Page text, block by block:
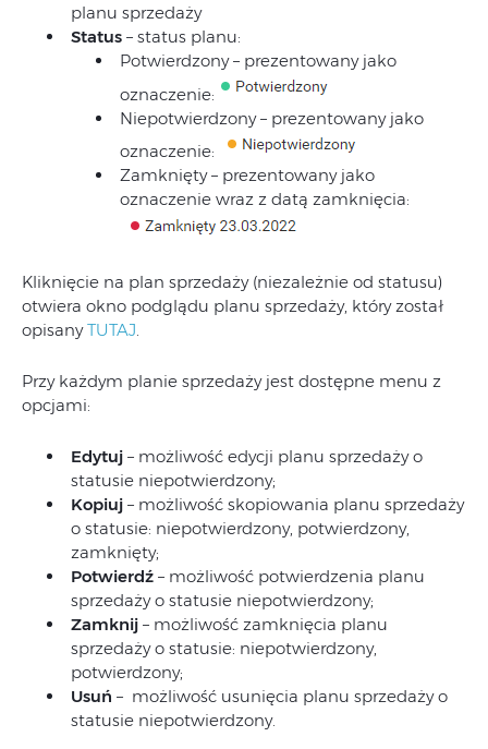
planu sprzedaży
Status – status planu:
Potwierdzony – prezentowany jako
oznaczenie:
Niepotwierdzony – prezentowany jako
oznaczenie:
Zamknięty – prezentowany jako
oznaczenie wraz z datą zamknięcia:
Kliknięcie na plan sprzedaży (niezależnie od statusu)
otwiera okno podglądu planu sprzedaży, który został
opisanyTUTAJ
Przy każdym planie sprzedaży jest dostępne menu z
opcjami:
Edytuj – możliwość edycji planu sprzedaży o
statusie niepotwierdzony;
Kopiuj – możliwość skopiowania planu sprzedaży
o statusie: niepotwierdzony, potwierdzony,
zamknięty;
Potwierdź – możliwość potwierdzenia planu
sprzedaży o statusie niepotwierdzony;
Zamknij – możliwość zamknięcia planu
sprzedaży o statusie: niepotwierdzony,
potwierdzony;
Usuń – możliwość usunięcia planu sprzedaży o
statusie niepotwierdzony.